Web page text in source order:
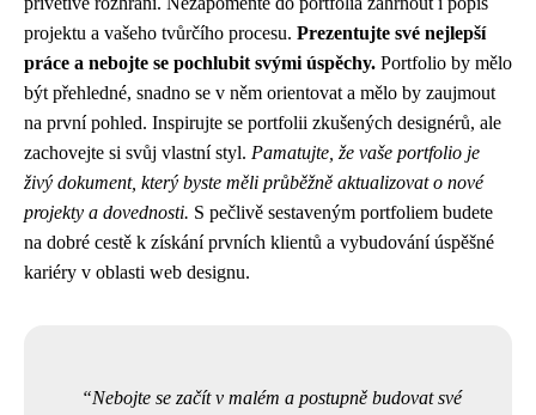
projektu a vašeho tvůrčího procesu. Prezentujte své nejlepší
práce a nebojte se pochlubit svými úspěchy. Portfolio by mělo
být přehledné, snadno se v něm orientovat a mělo by zaujmout
na první pohled. Inspirujte se portfolii zkušených designérů, ale
zachovejte si svůj vlastní styl. Pamatujte, že vaše portfolio je
živý dokument, který byste měli průběžně aktualizovat o nové
projekty a dovednosti. S pečlivě sestaveným portfoliem budete
na dobré cestě k získání prvních klientů a vybudování úspěšné
kariéry v oblasti web designu.
Nebojte se začít v malém a postupně budovat své